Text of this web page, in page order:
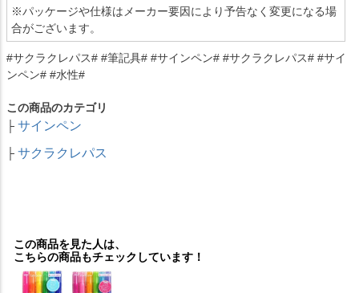
※パッケージや仕様はメーカー要因により予告なく変更になる場
合がございます。
#サクラクレパス# #筆記具# #サインペン# #サクラクレパス# #サイ
ンペン# #水性#
この商品のカテゴリ
├ サインペン
├ サクラクレパス
この商品を見た人は、
こちらの商品もチェックしています！